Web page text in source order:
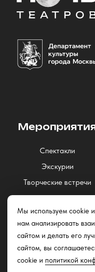
Мы используем cookie
нам анализировать
сайтом и делать его
сайтом, вы
cookie и политикой
Спектакли
Экскурии
Творческие встречи
Концерты
Читки и открытые
репетиции